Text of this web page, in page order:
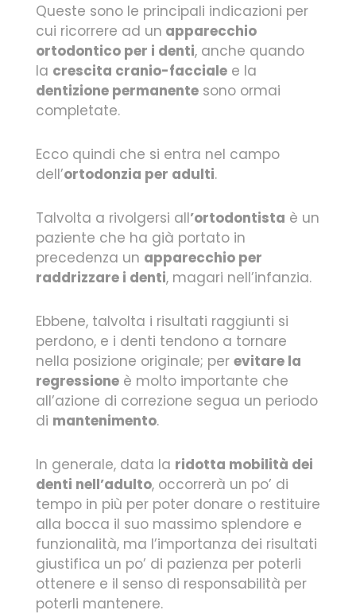
Queste sono le principali indicazioni per
cui ricorrere ad un apparecchio
ortodontico per i denti, anche quando
la crescita cranio-facciale e la
dentizione permanente sono ormai
completate.
Ecco quindi che si entra nel campo
dell’ortodonzia per adulti.
Talvolta a rivolgersi all’ortodontista è un
paziente che ha già portato in
precedenza un apparecchio per
raddrizzare i denti, magari nell’infanzia.
Ebbene, talvolta i risultati raggiunti si
perdono, e i denti tendono a tornare
nella posizione originale; per evitare la
regressione è molto importante che
all’azione di correzione segua un periodo
di mantenimento.
In generale, data la ridotta mobilità dei
denti nell’adulto, occorrerà un po’ di
tempo in più per poter donare o restituire
alla bocca il suo massimo splendore e
funzionalità, ma l’importanza dei risultati
giustifica un po’ di pazienza per poterli
ottenere e il senso di responsabilità per
poterli mantenere.